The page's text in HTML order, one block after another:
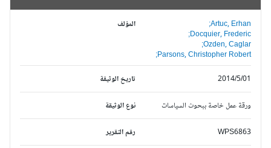
المؤلف
Artuc, Erhan;
Docquier, Frederic;
Ozden, Caglar;
Parsons, Christopher Robert;
تاريخ الوثيقة
2014/5/01
نوع الوثيقة ورقة عمل خاصة ببحوث السياسات
رقم التقرير WPS6863